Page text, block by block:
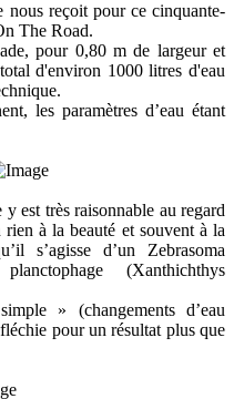
nous reçoit pour ce cinquante-
The Road.
pour 0,80 m de largeur et
d'environ 1000 litres d'eau
les paramètres d’eau étant
est très raisonnable au regard
à la beauté et souvent à la
s’agisse d’un Zebrasoma
(Xanthichthys
» (changements d’eau
pour un résultat plus que